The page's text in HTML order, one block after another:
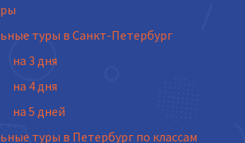
туры в Санкт-Петербург
на 3 дня
на 4 дня
на 5 дней
туры в Петербург по классам